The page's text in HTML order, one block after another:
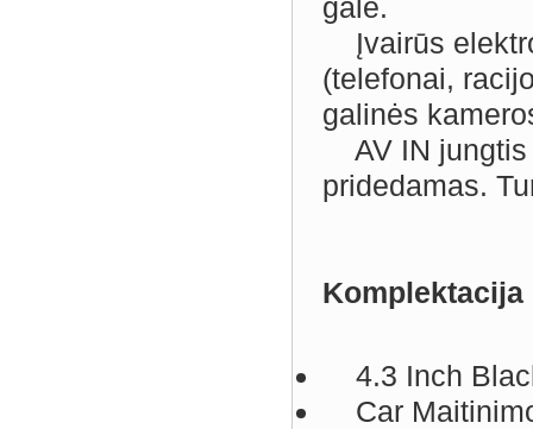
gale.
Įvairūs
(telefonai,
galinės
AV IN jungtis
pridedamas.
Komplektacija
4.3 Inch
Car